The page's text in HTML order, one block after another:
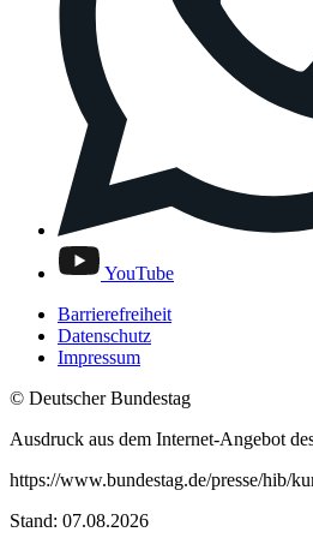
YouTube
Barrierefreiheit
Datenschutz
Impressum
© Deutscher Bundestag
Ausdruck aus dem Internet-Angebot
https://www.bundestag.de/presse/hib/
Stand: 07.08.2026